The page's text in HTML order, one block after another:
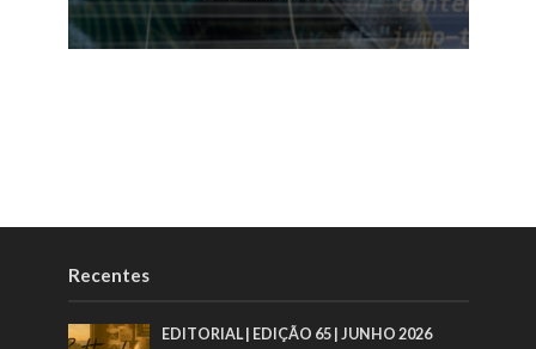
Recentes
EDITORIAL | EDIÇÃO 65 | JUNHO 2026